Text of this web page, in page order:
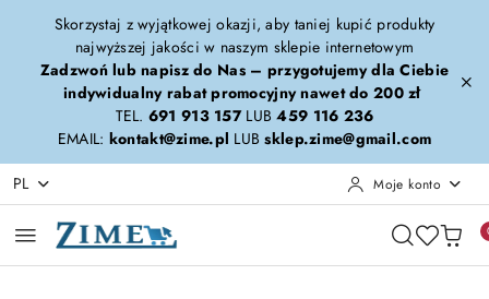
Przejdź do treści głównej
Przejdź do wyszukiwarki
Przejdź do moje konto
Przejdź do menu głównego
Przejdź do stopki
Skorzystaj z wyjątkowej okazji, aby taniej kupić produkty
najwyższej jakości w naszym sklepie internetowym
Zadzwoń lub napisz do Nas – przygotujemy dla Ciebie
indywidualny rabat promocyjny nawet do 200 zł
TEL. 691 913 157LUB459 116 236
EMAIL: kontakt@zime.pl LUBsklep.zime@gmail.com
PL Moje konto